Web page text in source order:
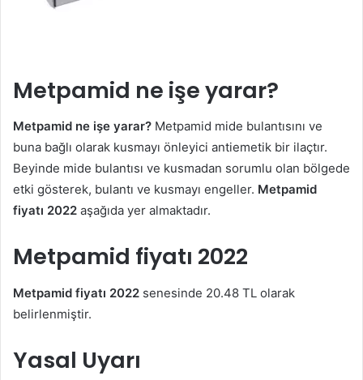
Metpamid ne işe yarar?
Metpamid ne işe yarar? Metpamid mide bulantısını ve
buna bağlı olarak kusmayı önleyici antiemetik bir ilaçtır.
Beyinde mide bulantısı ve kusmadan sorumlu olan bölgede
etki gösterek, bulantı ve kusmayı engeller. Metpamid
fiyatı 2022 aşağıda yer almaktadır.
Metpamid fiyatı 2022
Metpamid fiyatı 2022 senesinde 20.48 TL olarak
belirlenmiştir.
Yasal Uyarı